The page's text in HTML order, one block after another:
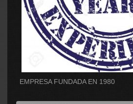
EMPRESA FUNDADA EN 1980